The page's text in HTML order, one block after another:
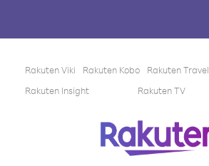
Rakuten Viki Rakuten Kobo Rakuten Travel
Rakuten Insight
Rakuten TV